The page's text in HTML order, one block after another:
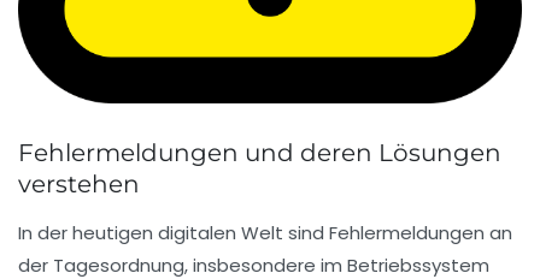
Fehlermeldungen und deren Lösungen
verstehen
In der heutigen digitalen Welt sind Fehlermeldungen an
der Tagesordnung, insbesondere im Betriebssystem